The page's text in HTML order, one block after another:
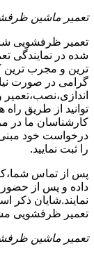
تعمیر ماشین
تعمیر ظرفشویی
شده در نمایندگی
ترین و مجرب ترین
گرامی در صورت
توانید از طریق
کارشناسان ما در
درخواست خود
را ثبت نمایید.
پس از تماس
داده و پس از حضور
نمایند.شایان ذکر
تعمیر ظرفشویی
تعمیر ماشین